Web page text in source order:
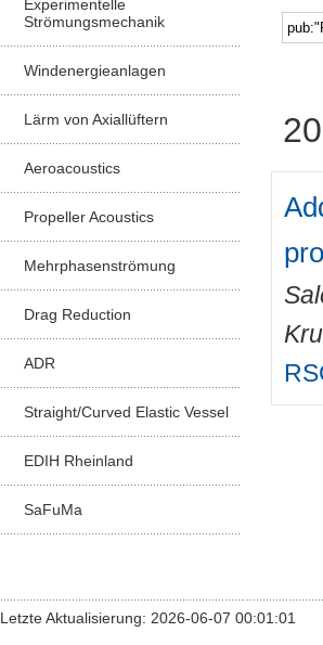
Experimentelle
Strömungsmechanik
Windenergieanlagen
Lärm von Axiallüftern
Aeroacoustics
Propeller Acoustics
Mehrphasenströmung
Drag Reduction
ADR
Straight/Curved Elastic Vessel
EDIH Rheinland
SaFuMa
Letzte Aktualisierung: 2026-06-07 00:01:01